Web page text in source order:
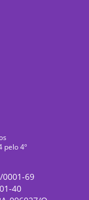
pelo 4º
0001-69
40